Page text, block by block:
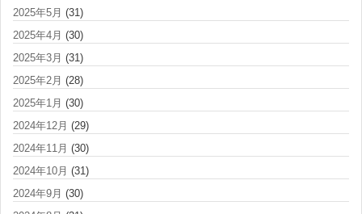
2025年5月 (31)
2025年4月 (30)
2025年3月 (31)
2025年2月 (28)
2025年1月 (30)
2024年12月 (29)
2024年11月 (30)
2024年10月 (31)
2024年9月 (30)